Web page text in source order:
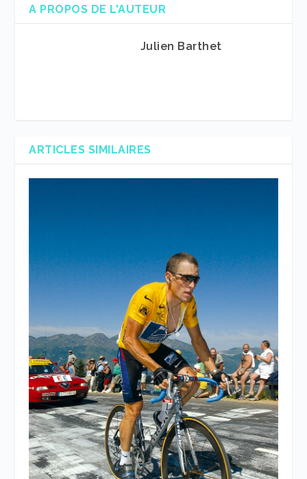
A PROPOS DE L'AUTEUR
Julien Barthet
ARTICLES SIMILAIRES